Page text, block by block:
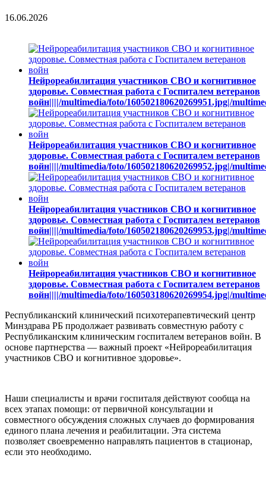
16.06.2026
Нейрореабилитация участников СВО и когнитивное
здоровье. Совместная работа с Госпиталем ветеранов
войн||||/multimedia/foto/160502180620269951.jpg|/
Нейрореабилитация участников СВО и когнитивное
здоровье. Совместная работа с Госпиталем ветеранов
войн||||/multimedia/foto/160502180620269952.jpg|/
Нейрореабилитация участников СВО и когнитивное
здоровье. Совместная работа с Госпиталем ветеранов
войн||||/multimedia/foto/160502180620269953.jpg|/
Нейрореабилитация участников СВО и когнитивное
здоровье. Совместная работа с Госпиталем ветеранов
войн||||/multimedia/foto/160503180620269954.jpg|/
Республиканский клинический психотерапевтический центр
Минздрава РБ продолжает развивать совместную работу с
Республиканским клиническим госпиталем ветеранов войн. В
основе партнерства — важный проект «Нейрореабилитация
участников СВО и когнитивное здоровье».
Наши специалисты и врачи госпиталя действуют сообща на
всех этапах помощи: от первичной консультации и
совместного обсуждения сложных случаев до формирования
единого плана лечения и реабилитации. Эта система
позволяет своевременно направлять пациентов в стационар,
если это необходимо.